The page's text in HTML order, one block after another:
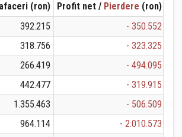
(ron) Profit net / Pierdere (ron)
392.215
- 350.552
318.756
- 323.325
266.419
- 494.095
442.477
- 319.915
1.355.463
- 506.509
964.114
- 2.010.573